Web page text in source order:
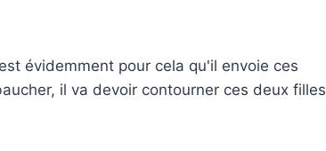
évidemment pour cela qu'il envoie ces
il va devoir contourner ces deux filles